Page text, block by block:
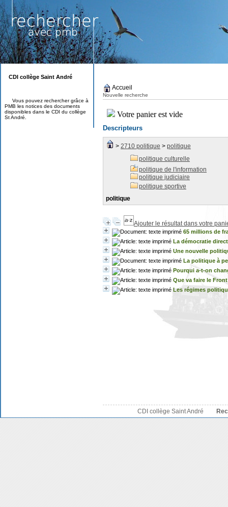
Accueil
Nouvelle recherche
Descripteurs
> 2710 politique > politique
politique culturelle
politique de l'information
politique judiciaire
politique sportive
politique
Ajouter le résultat dans votre
65 millions de
La démocratie
Une nouvelle
La politique à
Pourqui a-t-on
Que va faire le
Les régimes
CDI collège Saint André
CDI collège Saint André
Vous pouvez rechercher grâce à
PMB les notices des documents
disponibles dans le CDI du collège
St André.